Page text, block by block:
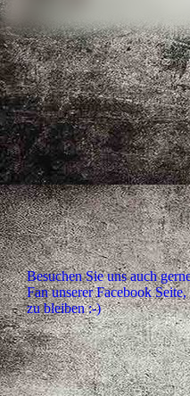
Besuchen Sie uns auch
Fan unserer Facebook
zu bleiben :-)